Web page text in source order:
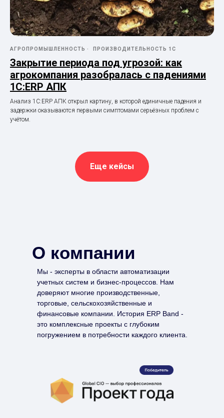
АГРОПРОМЫШЛЕННОСТЬ ПРОИЗВОДИТЕЛЬНОСТЬ 1С
Закрытие периода под угрозой: как
агрокомпания разобралась с падениями
1С:ERP АПК
Анализ 1С:ERP АПК открыл картину, в которой единичные падения и
задержки оказываются первыми симптомами серьёзных проблем с
учётом.
Еще кейсы
Мы - эксперты в области автоматизации
учетных систем и бизнес-процессов. Нам
доверяют многие производственные,
торговые, сельскохозяйственные и
финансовые компании. История ERP Band -
это комплексные проекты с глубоким
погружением в потребности каждого клиента.
О компании